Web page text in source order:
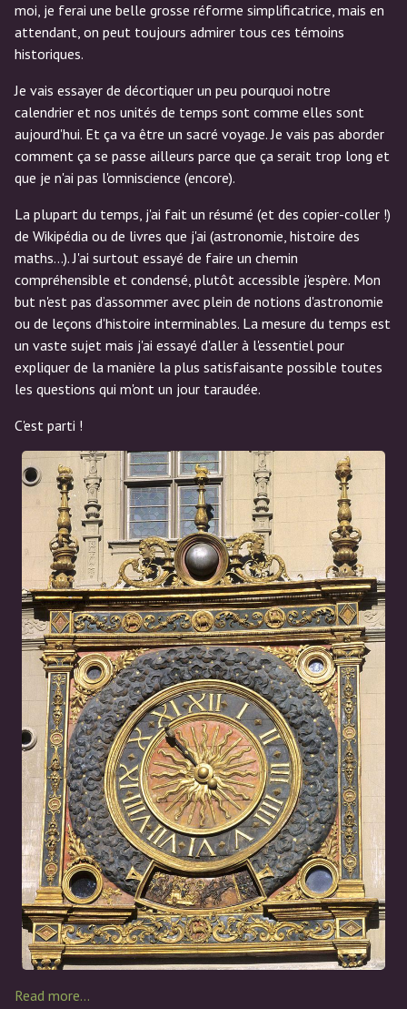
moi, je ferai une belle grosse réforme simplificatrice, mais en
attendant, on peut toujours admirer tous ces témoins
historiques.
Je vais essayer de décortiquer un peu pourquoi notre
calendrier et nos unités de temps sont comme elles sont
aujourd'hui. Et ça va être un sacré voyage. Je vais pas aborder
comment ça se passe ailleurs parce que ça serait trop long et
que je n'ai pas l'omniscience (encore).
La plupart du temps, j'ai fait un résumé (et des copier-coller !)
de Wikipédia ou de livres que j'ai (astronomie, histoire des
maths...). J'ai surtout essayé de faire un chemin
compréhensible et condensé, plutôt accessible j'espère. Mon
but n'est pas d’assommer avec plein de notions d'astronomie
ou de leçons d'histoire interminables. La mesure du temps est
un vaste sujet mais j'ai essayé d'aller à l'essentiel pour
expliquer de la manière la plus satisfaisante possible toutes
les questions qui m'ont un jour taraudée.
C'est parti !
Read more…